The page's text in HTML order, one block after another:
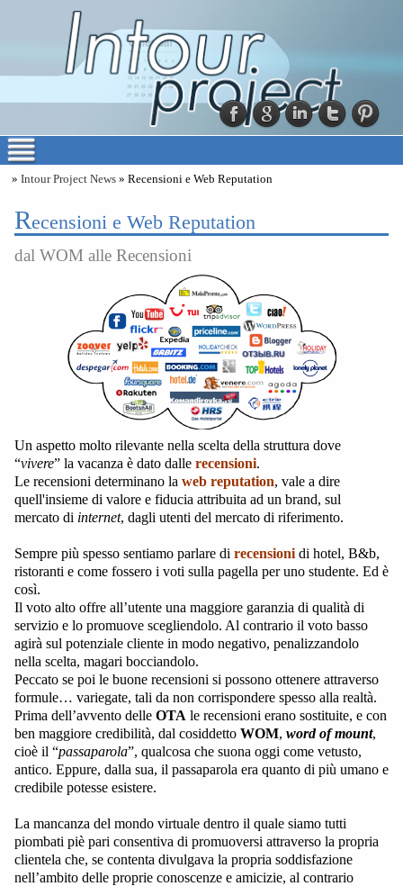
» Intour Project News » Recensioni e Web Reputation
Recensioni e Web Reputation
dal WOM alle Recensioni
Un aspetto molto rilevante nella scelta della struttura dove
“vivere” la vacanza è dato dalle recensioni.
Le recensioni determinano la web reputation, vale a dire
quell'insieme di valore e fiducia attribuita ad un brand, sul
mercato di internet, dagli utenti del mercato di riferimento.
Sempre più spesso sentiamo parlare di recensioni di hotel, B&b,
ristoranti e come fossero i voti sulla pagella per uno studente. Ed è
così.
Il voto alto offre all’utente una maggiore garanzia di qualità di
servizio e lo promuove scegliendolo. Al contrario il voto basso
agirà sul potenziale cliente in modo negativo, penalizzandolo
nella scelta, magari bocciandolo.
Peccato se poi le buone recensioni si possono ottenere attraverso
formule… variegate, tali da non corrispondere spesso alla realtà.
Prima dell’avvento delle OTA le recensioni erano sostituite, e con
ben maggiore credibilità, dal cosiddetto WOM, word of mount,
cioè il “passaparola”, qualcosa che suona oggi come vetusto,
antico. Eppure, dalla sua, il passaparola era quanto di più umano e
credibile potesse esistere.
La mancanza del mondo virtuale dentro il quale siamo tutti
piombati piè pari consentiva di promuoversi attraverso la propria
clientela che, se contenta divulgava la propria soddisfazione
nell’ambito delle proprie conoscenze e amicizie, al contrario